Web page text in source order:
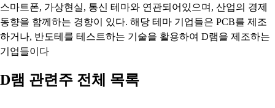
스마트폰, 가상현실, 통신 테마와 연관되어있으며, 산업의 경제
동향을 함께하는 경향이 있다. 해당 테마 기업들은 PCB를 제조
하거나, 반도테를 테스트하는 기술을 활용하여 D램을 제조하는
기업들이다
D램 관련주 전체 목록